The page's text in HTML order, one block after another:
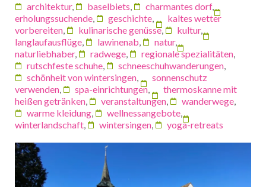
architektur, baselbiets, charmantes dorf,
erholungssuchende, geschichte,
kaltes wetter
vorbereiten, kulinarische genüsse, kultur,
langlaufausflüge, lawinenab, natur,
naturliebhaber, radwege, regionale spezialitäten,
rutschfeste schuhe, schneeschuhwanderungen,
schönheit von wintersingen,
sonnenschutz
verwenden, spa-einrichtungen,
thermoskanne mit
heißen getränken, veranstaltungen, wanderwege,
warme kleidung, wellnessangebote,
winterlandschaft, wintersingen, yoga-retreats